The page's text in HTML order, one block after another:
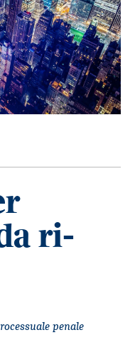
ri-
penale